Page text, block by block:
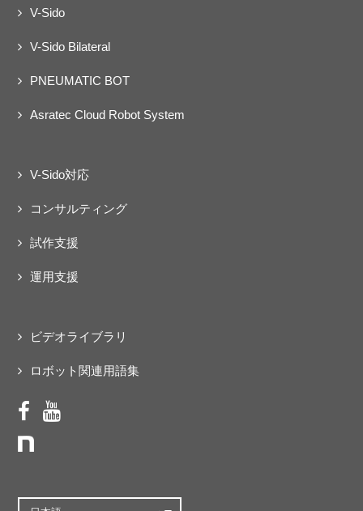
V-Sido
V-Sido Bilateral
PNEUMATIC BOT
Asratec Cloud Robot System
V-Sido対応
コンサルティング
試作支援
運用支援
ビデオライブラリ
ロボット関連用語集